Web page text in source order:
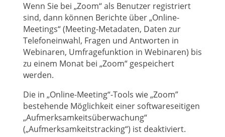
Wenn Sie bei „Zoom“ als Benutzer registriert
sind, dann können Berichte über „Online-
Meetings“ (Meeting-Metadaten, Daten zur
Telefoneinwahl, Fragen und Antworten in
Webinaren, Umfragefunktion in Webinaren) bis
zu einem Monat bei „Zoom“ gespeichert
werden.
Die in „Online-Meeting“-Tools wie „Zoom”
bestehende Möglichkeit einer softwareseitigen
„Aufmerksamkeitsüberwachung“
(„Aufmerksamkeitstracking“) ist deaktiviert.